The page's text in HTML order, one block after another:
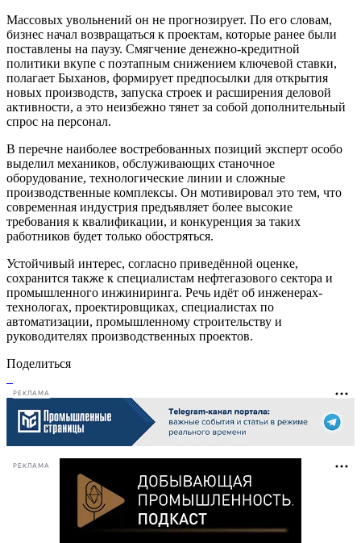
Массовых увольнений он не прогнозирует. По его словам,
бизнес начал возвращаться к проектам, которые ранее были
поставлены на паузу. Смягчение денежно-кредитной
политики вкупе с поэтапным снижением ключевой ставки,
полагает Быханов, формирует предпосылки для открытия
новых производств, запуска строек и расширения деловой
активности, а это неизбежно тянет за собой дополнительный
спрос на персонал.
В перечне наиболее востребованных позиций эксперт особо
выделил механиков, обслуживающих станочное
оборудование, технологические линии и сложные
производственные комплексы. Он мотивировал это тем, что
современная индустрия предъявляет более высокие
требования к квалификации, и конкуренция за таких
работников будет только обостряться.
Устойчивый интерес, согласно приведённой оценке,
сохранится также к специалистам нефтегазового сектора и
промышленного инжиниринга. Речь идёт об инженерах-
технологах, проектировщиках, специалистах по
автоматизации, промышленному строительству и
руководителях производственных проектов.
Поделиться
РЕКЛАМА
РЕКЛАМА